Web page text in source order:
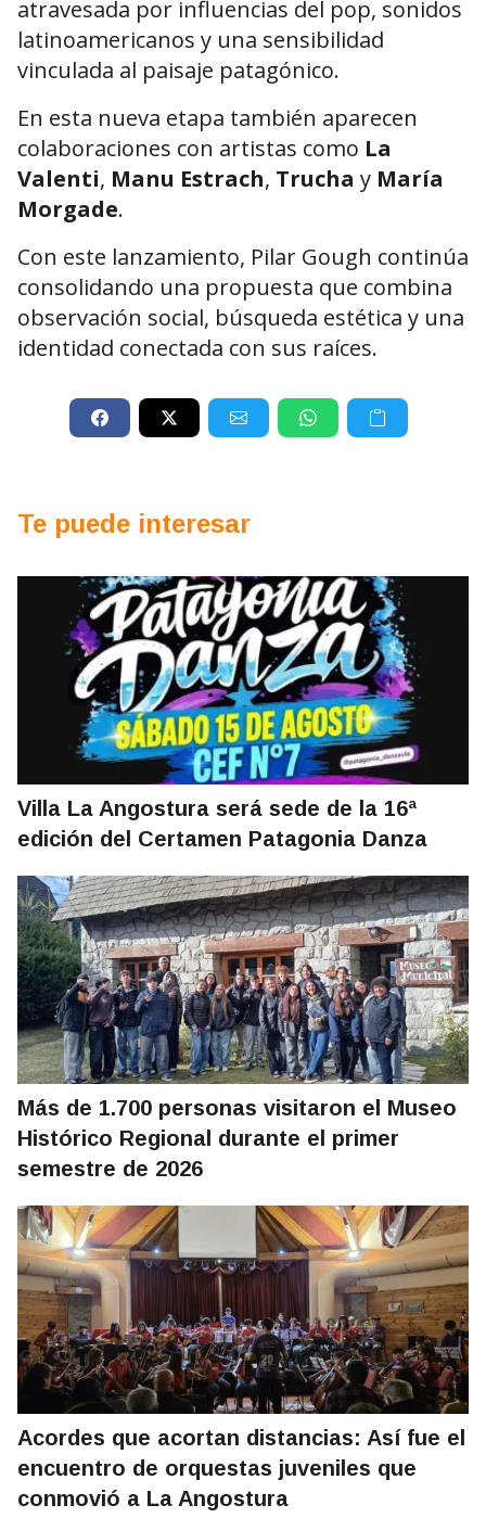
atravesada por influencias del pop, sonidos
latinoamericanos y una sensibilidad
vinculada al paisaje patagónico.
En esta nueva etapa también aparecen
colaboraciones con artistas como La
Valenti, Manu Estrach, Trucha y María
Morgade.
Con este lanzamiento, Pilar Gough continúa
consolidando una propuesta que combina
observación social, búsqueda estética y una
identidad conectada con sus raíces.
Te puede interesar
Villa La Angostura será sede de la 16ª
edición del Certamen Patagonia Danza
Más de 1.700 personas visitaron el Museo
Histórico Regional durante el primer
semestre de 2026
Acordes que acortan distancias: Así fue el
encuentro de orquestas juveniles que
conmovió a La Angostura